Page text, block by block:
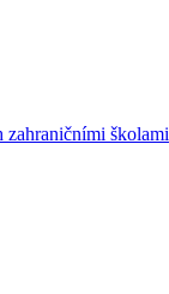
zahraničními školami